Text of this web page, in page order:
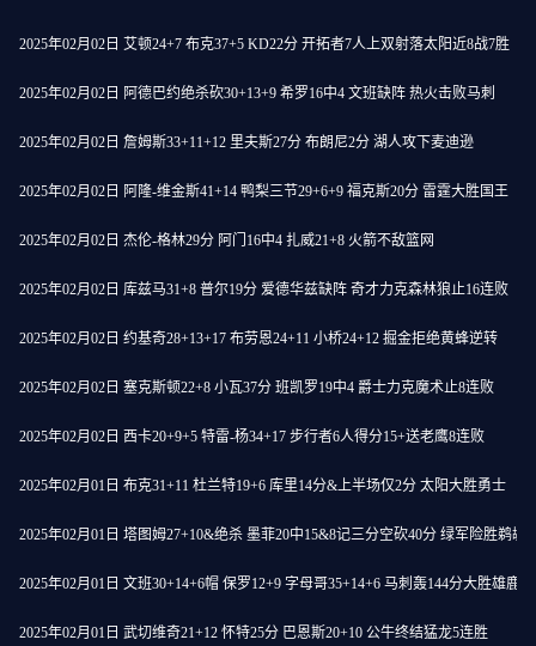
2025年02月02日 艾顿24+7 布克37+5 KD22分 开拓者7人上双射落太阳近8战7胜
2025年02月02日 阿德巴约绝杀砍30+13+9 希罗16中4 文班缺阵 热火击败马刺
2025年02月02日 詹姆斯33+11+12 里夫斯27分 布朗尼2分 湖人攻下麦迪逊
2025年02月02日 阿隆-维金斯41+14 鸭梨三节29+6+9 福克斯20分 雷霆大胜国王
2025年02月02日 杰伦-格林29分 阿门16中4 扎威21+8 火箭不敌篮网
2025年02月02日 库兹马31+8 普尔19分 爱德华兹缺阵 奇才力克森林狼止16连败
2025年02月02日 约基奇28+13+17 布劳恩24+11 小桥24+12 掘金拒绝黄蜂逆转
2025年02月02日 塞克斯顿22+8 小瓦37分 班凯罗19中4 爵士力克魔术止8连败
2025年02月02日 西卡20+9+5 特雷-杨34+17 步行者6人得分15+送老鹰8连败
2025年02月01日 布克31+11 杜兰特19+6 库里14分&上半场仅2分 太阳大胜勇士
2025年02月01日 塔图姆27+10&绝杀 墨菲20中15&8记三分空砍40分 绿军险胜鹈鹕
2025年02月01日 文班30+14+6帽 保罗12+9 字母哥35+14+6 马刺轰144分大胜雄鹿
2025年02月01日 武切维奇21+12 怀特25分 巴恩斯20+10 公牛终结猛龙5连胜